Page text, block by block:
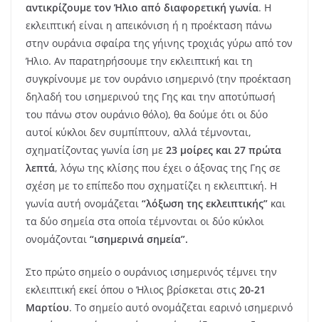
αντικρίζουμε τον Ήλιο από διαφορετική γωνία. Η
εκλειπτική είναι η απεικόνιση ή η προέκταση πάνω
στην ουράνια σφαίρα της γήινης τροχιάς γύρω από τον
Ήλιο. Αν παρατηρήσουμε την εκλειπτική και τη
συγκρίνουμε με τον ουράνιο ισημερινό (την προέκταση
δηλαδή του ισημερινού της Γης και την αποτύπωσή
του πάνω στον ουράνιο θόλο), θα δούμε ότι οι δύο
αυτοί κύκλοι δεν συμπίπτουν, αλλά τέμνονται,
σχηματίζοντας γωνία ίση με 23 μοίρες και 27 πρώτα
λεπτά, λόγω της κλίσης που έχει ο άξονας της Γης σε
σχέση με το επίπεδο που σχηματίζει η εκλειπτική. Η
γωνία αυτή ονομάζεται “λόξωση της εκλειπτικής” και
τα δύο σημεία στα οποία τέμνονται οι δύο κύκλοι
ονομάζονται “ισημερινά σημεία”.
Στο πρώτο σημείο ο ουράνιος ισημερινός τέμνει την
εκλειπτική εκεί όπου ο Ήλιος βρίσκεται στις 20-21
Μαρτίου. Το σημείο αυτό ονομάζεται εαρινό ισημερινό